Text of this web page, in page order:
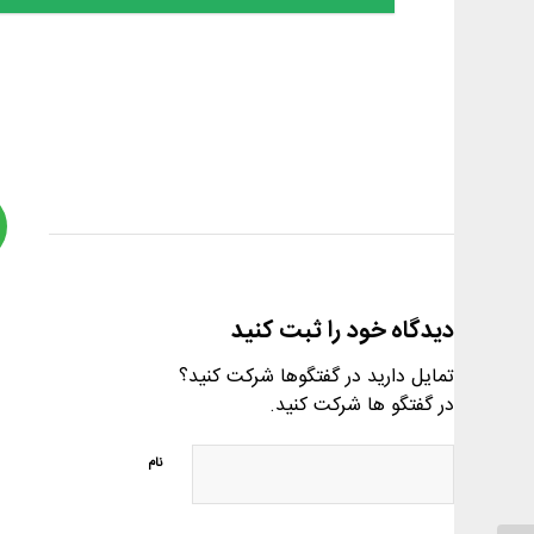
دیدگاه خود را ثبت کنید
تمایل دارید در گفتگوها شرکت کنید؟
در گفتگو ها شرکت کنید.
نام